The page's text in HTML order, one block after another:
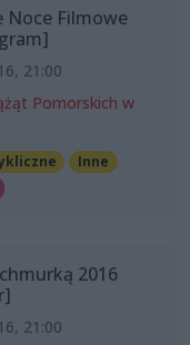
Noce Filmowe
21:00
Pomorskich w
Inne
2016
21:00